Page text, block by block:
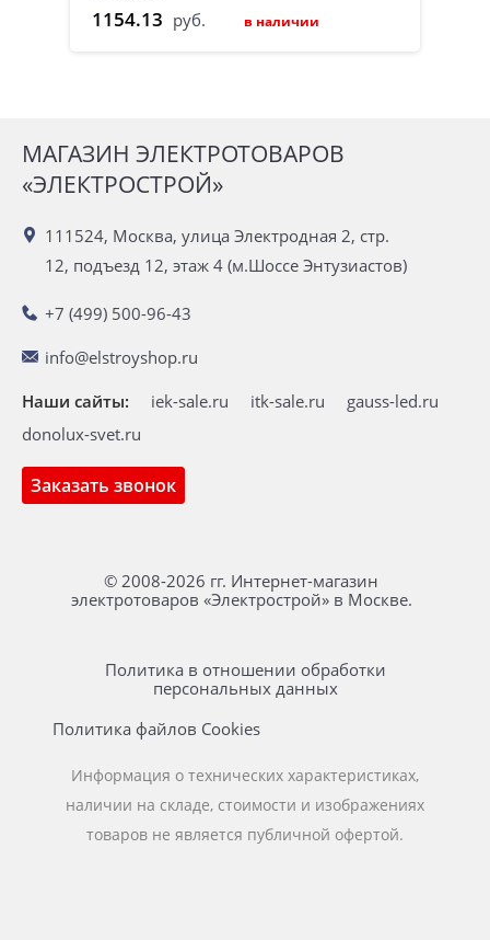
1154.13 руб. в наличии
МАГАЗИН ЭЛЕКТРОТОВАРОВ
«ЭЛЕКТРОСТРОЙ»
111524, Москва, улица Электродная 2, стр.
12, подъезд 12, этаж 4 (м.Шоссе Энтузиастов)
+7 (499) 500-96-43
info@elstroyshop.ru
Заказать звонок
Наши сайты: iek-sale.ru itk-sale.ru
gauss-led.ru
donolux-svet.ru
© 2008-2026 гг. Интернет-магазин
электротоваров «Электрострой» в Москве.
Политика в отношении обработки
персональных данных
Политика файлов Cookies
Информация о технических характеристиках,
наличии на складе, стоимости и изображениях
товаров не является публичной офертой.